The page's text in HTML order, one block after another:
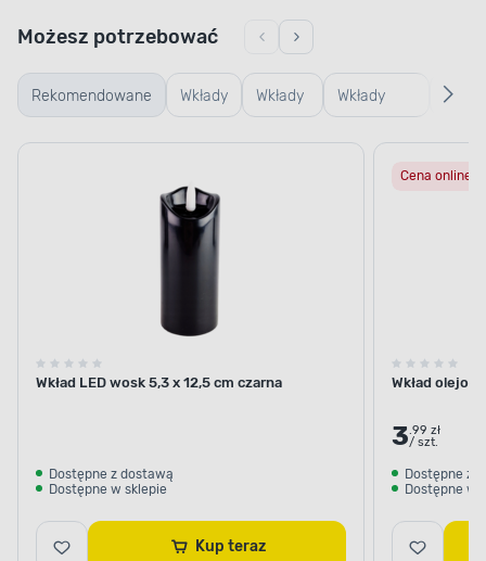
Rekomendowane Wkłady
LED
Wkłady
olejowe
Wkłady
parafinowe pod
Możesz potrzebować
Wkład LED wosk 5,3 x 12,5 cm czarna
Dostępne z dostawą
Dostępne w sklepie
Kup teraz
Cena online
Wkład
3.99 zł
/ szt.
Dostępne z
Dostępne w